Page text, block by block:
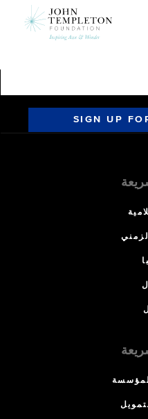
SIGN UP